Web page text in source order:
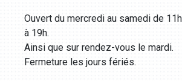
Ouvert du mercredi au samedi de
à 19h.
Ainsi que sur rendez-vous le mardi.
Fermeture les jours fériés.